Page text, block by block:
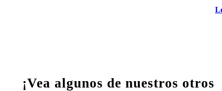
¡Vea algunos de nuestros otros